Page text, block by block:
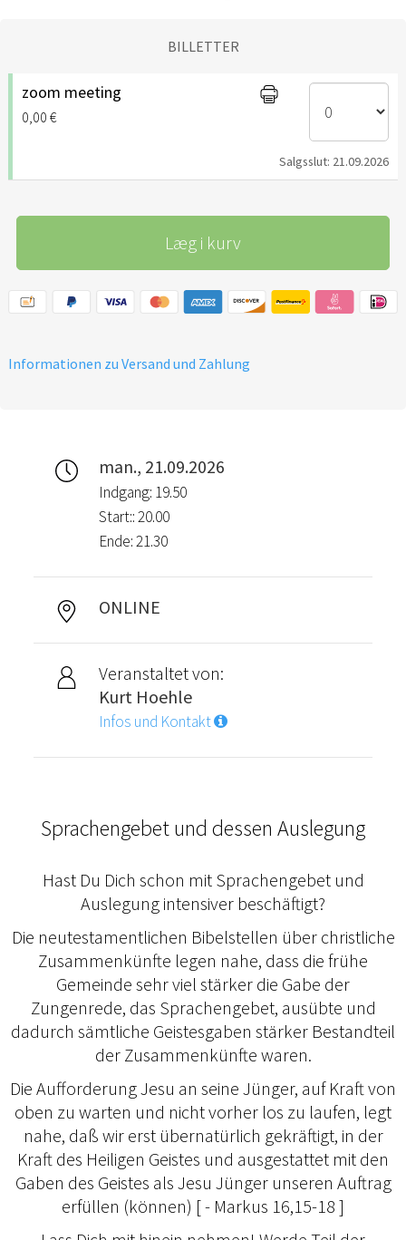
BILLETTER
zoom meeting
0,00 €
Salgsslut: 21.09.2026
Læg i kurv
Informationen zu Versand und Zahlung
man., 21.09.2026
Indgang: 19.50
Start:: 20.00
Ende: 21.30
ONLINE
Veranstaltet von:
Kurt Hoehle
Infos und Kontakt
Sprachengebet und dessen Auslegung
Hast Du Dich schon mit Sprachengebet und
Auslegung intensiver beschäftigt?
Die neutestamentlichen Bibelstellen über christliche
Zusammenkünfte legen nahe, dass die frühe
Gemeinde sehr viel stärker die Gabe der
Zungenrede, das Sprachengebet, ausübte und
dadurch sämtliche Geistesgaben stärker Bestandteil
der Zusammenkünfte waren.
Die Aufforderung Jesu an seine Jünger, auf Kraft von
oben zu warten und nicht vorher los zu laufen, legt
nahe, daß wir erst übernatürlich gekräftigt, in der
Kraft des Heiligen Geistes und ausgestattet mit den
Gaben des Geistes als Jesu Jünger unseren Auftrag
erfüllen (können) [ - Markus 16,15-18 ]